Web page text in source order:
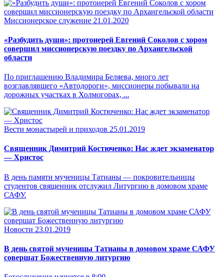
Миссионерское служение 21.01.2020
«Разбудить души»: протоиерей Евгений Соколов с хором
совершил миссионерскую поездку по Архангельской
области
По приглашению Владимира Беляева, много лет
возглавлявшего «Автодороги», миссионеры побывали на
дорожных участках в Холмогорах, ...
Вести монастырей и приходов 25.01.2019
Священник Димитрий Костюченко: Нас ждет экзаменатор
— Христос
В день памяти мученицы Татианы — покровительницы
студентов священник отслужил Литургию в домовом храме
САФУ.
Новости 23.01.2019
В день святой мученицы Татианы в домовом храме САФУ
совершат Божественную литургию